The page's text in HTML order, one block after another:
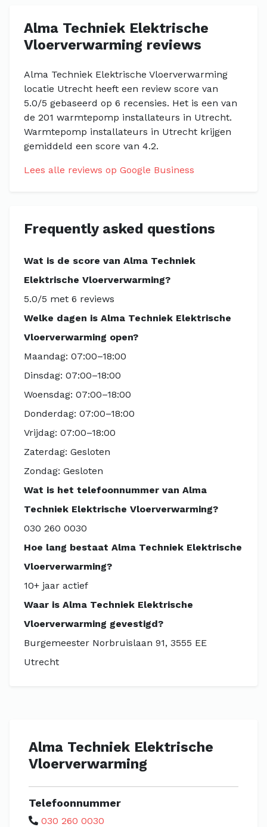
Alma Techniek Elektrische
Vloerverwarming reviews
Alma Techniek Elektrische Vloerverwarming
locatie Utrecht heeft een review score van
5.0/5 gebaseerd op 6 recensies. Het is een van
de 201 warmtepomp installateurs in Utrecht.
Warmtepomp installateurs in Utrecht krijgen
gemiddeld een score van 4.2.
Lees alle reviews op Google Business
Frequently asked questions
Wat is de score van Alma Techniek
Elektrische Vloerverwarming?
5.0/5 met 6 reviews
Welke dagen is Alma Techniek Elektrische
Vloerverwarming open?
Maandag: 07:00–18:00
Dinsdag: 07:00–18:00
Woensdag: 07:00–18:00
Donderdag: 07:00–18:00
Vrijdag: 07:00–18:00
Zaterdag: Gesloten
Zondag: Gesloten
Wat is het telefoonnummer van Alma
Techniek Elektrische Vloerverwarming?
030 260 0030
Hoe lang bestaat Alma Techniek Elektrische
Vloerverwarming?
10+ jaar actief
Waar is Alma Techniek Elektrische
Vloerverwarming gevestigd?
Burgemeester Norbruislaan 91, 3555 EE
Utrecht
Alma Techniek Elektrische
Vloerverwarming
Telefoonnummer
030 260 0030